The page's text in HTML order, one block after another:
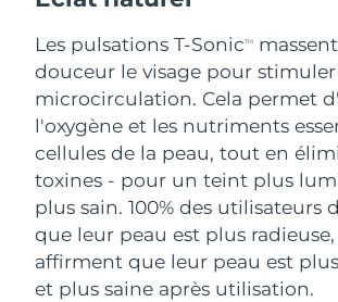
Les pulsations T-SonicTM
douceur le visage pour stimuler
microcirculation. Cela permet
l'oxygène et les nutriments
cellules de la peau, tout en
toxines - pour un teint plus
plus sain. 100% des utilisateurs
que leur peau est plus radieuse,
affirment que leur peau est
et plus saine après utilisation.